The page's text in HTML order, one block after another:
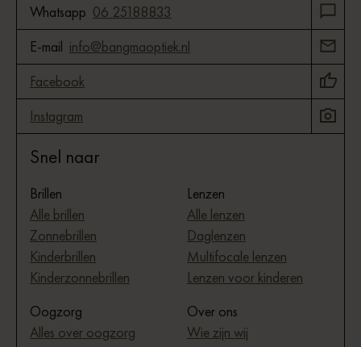
Whatsapp 06 25188833
E-mail info@bangmaoptiek.nl
Facebook
Instagram
Snel naar
Brillen
Alle brillen
Zonnebrillen
Kinderbrillen
Kinderzonnebrillen
Lenzen
Alle lenzen
Daglenzen
Multifocale lenzen
Lenzen voor kinderen
Oogzorg
Alles over oogzorg
Over ons
Wie zijn wij